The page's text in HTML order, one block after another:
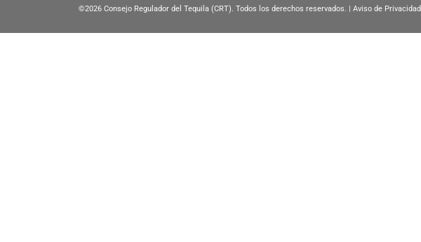
©2026 Consejo Regulador del Tequila (CRT). Todos los derechos reservados. | Aviso de Privacidad